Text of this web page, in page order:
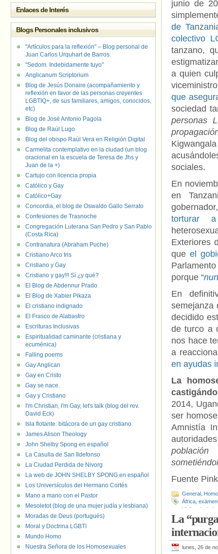
junio de
de
colectivo
tanzano,
a quien
que
sociedad
personas
sociales.
En
en
torturar
Exteriores
queel
porque “
En
semejanza
decidido
de turco a
nos hace
a
en ayudas
La
2014,
ser
Amnistía
Fuente
General
África
Vigilancia de
La
lunes, 26 de
Enlaces de Interés
Blogs Personales inclusivos
"Artículos para la reflexión" – Blog personal de
Juan Carlos Urquhart de Barros.
"Sedom. Indebidamente tuyo"
Anglicanum Scriptorium
Blog de Jesús Donaire (acompañamiento y
reflexión en favor de las personas creyentes
LGBTIQ+, de sus familiares, amigos, conocidos,
etc)
Blog de José Antonio Pagola
Blog de Raúl Lugo
Blog del obispo Raúl Vera en Religión Digital
Carmelita contemplativo en la ciudad (un blog
oracional en la escuela de Teresa de Jhs y
Juan de la +)
Cartujo con licencia propia
Católico y Gay
Católico+Gay
Concordia, el blog de Oswaldo Gallo Serrato
Confesiones de Trasnoche
Congregación Luterana San Pedro y San Pablo
(Costa Rica)
Contranatura (Abraham Puche)
Cristiano Arco Iris
Cristiano y Gay
Cristiano y gay!!! Sí ¿y qué?
El Blog de Abdennur Prado
El Blog de Xabier Pikaza
El cristiano indignado
El Frasco de Alabastro
Escrituras Inclusivas
Espiritualidad caminante (cristiana y
ecuménica)
Falling poems
Gay Anglican
Gay en Cristo
Gay se nace.
Gay y Cristiano
I'm Christian, I'm Gay, let's talk (blog del rev.
David Eck)
Isla flotante: bitácora de un gay cristiano
James Alison Theology
John Shelby Spong en español
La Casulla de San Ildefonso
La Ciudad Perdida de Nivorg
La web de JOHN SHELBY SPONG en español
Los Universículos del Hermano Cortés
Mano a mano con el Pastor
Mesoletot (blog de una mujer judía y lesbiana)
Moradas de Deus (portugués)
Moral y Doctrina LGBTI
Mundo Homo
Nuestra Señora de los Homosexuales